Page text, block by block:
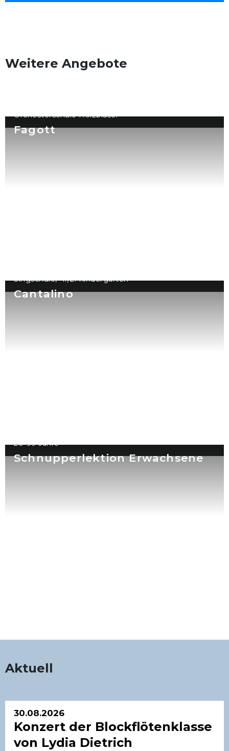
Weitere Angebote
Fagott
Orchesterschule Holzbläser
Cantalino
Singschule, 1./2. Kindergarten
Schnupperlektion Erwachsene
20-99 Jahre
Aktuell
30.08.2026
Konzert der Blockflötenklasse
von Lydia Dietrich